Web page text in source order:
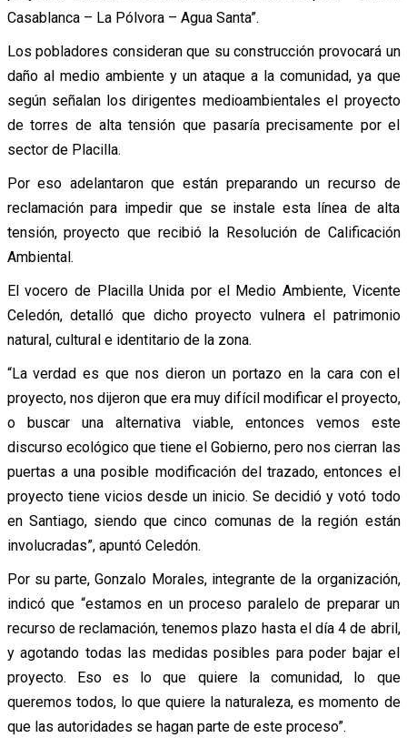
Casablanca – La Pólvora – Agua Santa”.
Los pobladores consideran que su construcción provocará un
daño al medio ambiente y un ataque a la comunidad, ya que
según señalan los dirigentes medioambientales el proyecto
de torres de alta tensión que pasaría precisamente por el
sector de Placilla.
Por eso adelantaron que están preparando un recurso de
reclamación para impedir que se instale esta línea de alta
tensión, proyecto que recibió la Resolución de Calificación
Ambiental.
El vocero de Placilla Unida por el Medio Ambiente, Vicente
Celedón, detalló que dicho proyecto vulnera el patrimonio
natural, cultural e identitario de la zona.
“La verdad es que nos dieron un portazo en la cara con el
proyecto, nos dijeron que era muy difícil modificar el proyecto,
o buscar una alternativa viable, entonces vemos este
discurso ecológico que tiene el Gobierno, pero nos cierran las
puertas a una posible modificación del trazado, entonces el
proyecto tiene vicios desde un inicio. Se decidió y votó todo
en Santiago, siendo que cinco comunas de la región están
involucradas”, apuntó Celedón.
Por su parte, Gonzalo Morales, integrante de la organización,
indicó que “estamos en un proceso paralelo de preparar un
recurso de reclamación, tenemos plazo hasta el día 4 de abril,
y agotando todas las medidas posibles para poder bajar el
proyecto. Eso es lo que quiere la comunidad, lo que
queremos todos, lo que quiere la naturaleza, es momento de
que las autoridades se hagan parte de este proceso”.